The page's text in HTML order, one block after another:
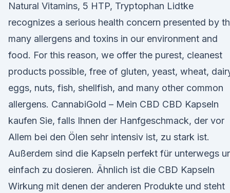
Natural Vitamins, 5 HTP, Tryptophan Lidtke
recognizes a serious health concern presented by
many allergens and toxins in our environment and
food. For this reason, we offer the purest, cleanest
products possible, free of gluten, yeast, wheat,
eggs, nuts, fish, shellfish, and many other common
allergens. CannabiGold – Mein CBD CBD Kapseln
kaufen Sie, falls Ihnen der Hanfgeschmack, der vor
Allem bei den Ölen sehr intensiv ist, zu stark ist.
Außerdem sind die Kapseln perfekt für unterwegs
einfach zu dosieren. Ähnlich ist die CBD Kapseln
Wirkung mit denen der anderen Produkte und steht